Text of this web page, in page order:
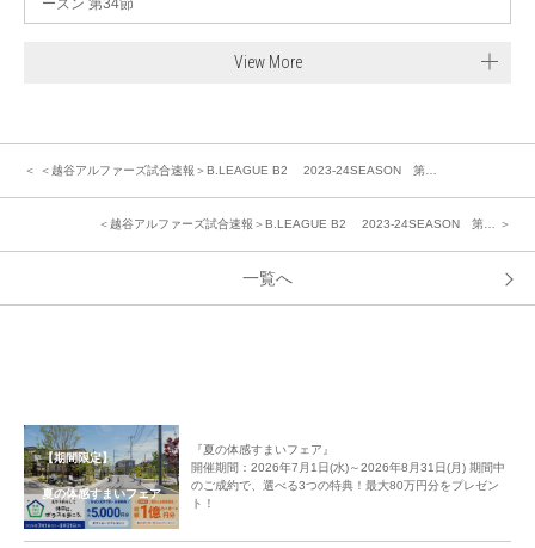
ーズン 第34節
View More
＜ ＜越谷アルファーズ試合速報＞B.LEAGUE B2 2023-24SEASON 第…
＜越谷アルファーズ試合速報＞B.LEAGUE B2 2023-24SEASON 第… ＞
一覧へ
【期間限定】
夏の体感すまいフェア
『夏の体感すまいフェア』
開催期間：2026年7月1日(水)～2026年8月31日(月) 期間中
のご成約で、選べる3つの特典！最大80万円分をプレゼン
ト！